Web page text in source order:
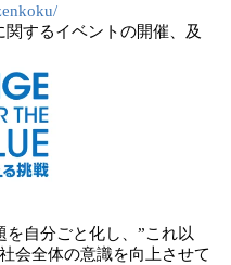
するイベントの開催、及
自分ごと化し、”これ以
会全体の意識を向上させて